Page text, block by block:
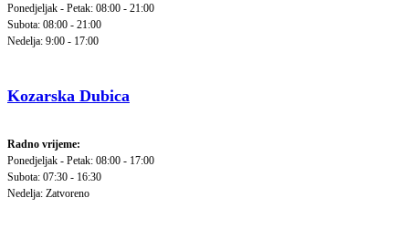
Ponedjeljak - Petak: 08:00 - 21:00
Subota: 08:00 - 21:00
Nedelja: 9:00 - 17:00
Kozarska Dubica
Radno vrijeme:
Ponedjeljak - Petak: 08:00 - 17:00
Subota: 07:30 - 16:30
Nedelja: Zatvoreno